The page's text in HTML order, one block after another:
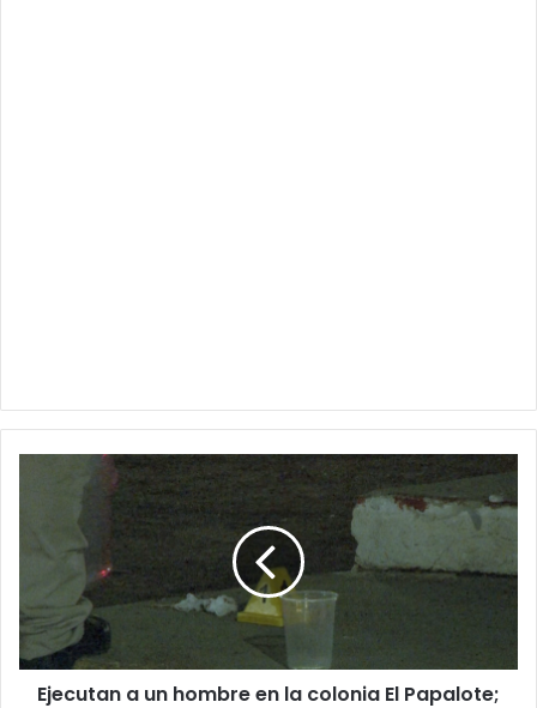
hombre
colonia
El
Papalote;
vecinos
Ejecutan a un hombre en la colonia El Papalote;